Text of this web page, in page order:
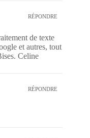
RÉPONDRE
de texte
et autres, tout
Celine
RÉPONDRE